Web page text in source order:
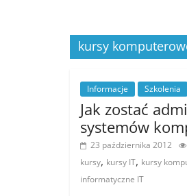
kursy
Informacje Szkolenia
Jak zostać
systemów
23 października 2012
kursy, kursy IT, kursy
informatyczne IT